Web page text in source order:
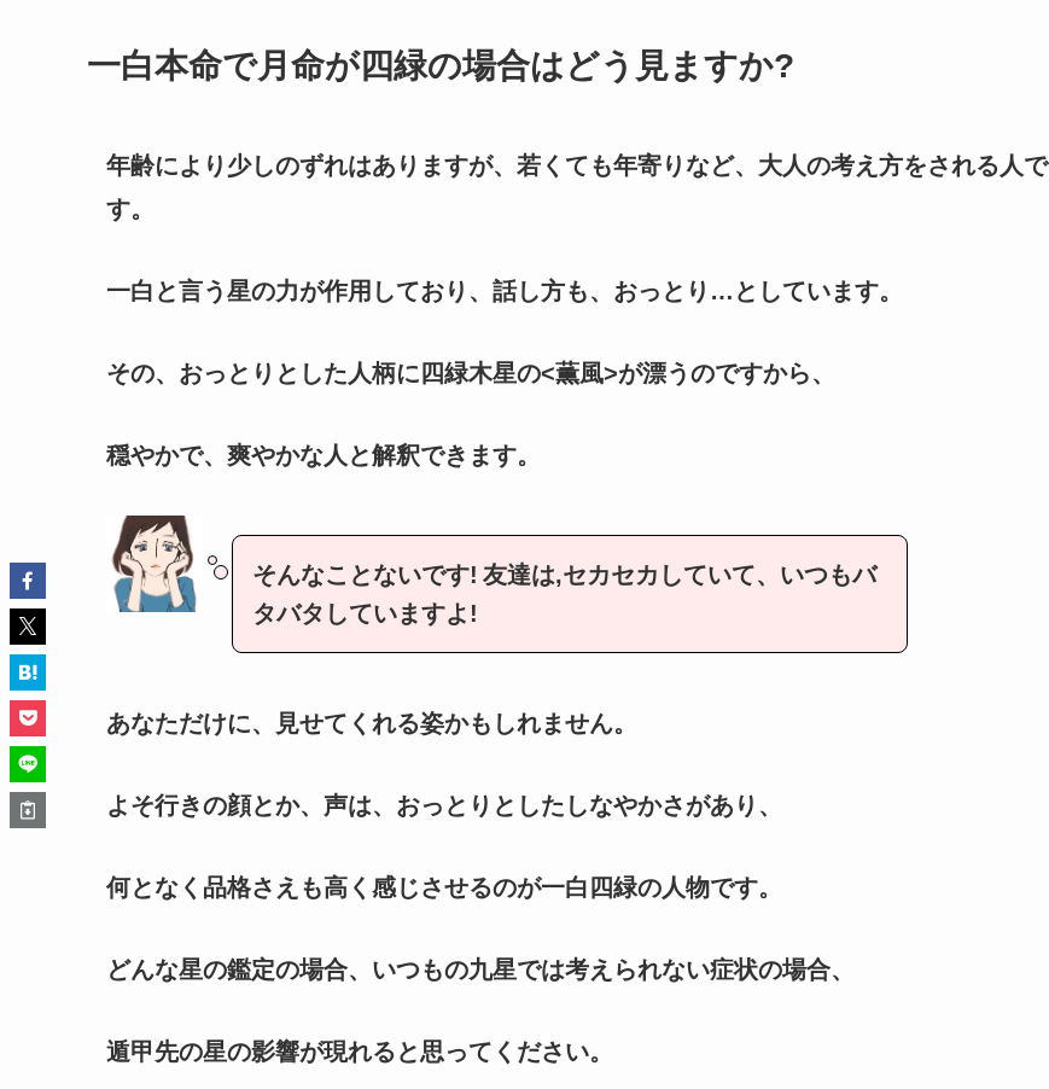
一白本命で月命が四緑の場合はどう見ますか?
年齢により少しのずれはありますが、若くても年寄りなど、大人の考え方をされる人で
す。
一白と言う星の力が作用しており、話し方も、おっとり…としています。
その、おっとりとした人柄に四緑木星の<薫風>が漂うのですから、
穏やかで、爽やかな人と解釈できます。
そんなことないです! 友達は,セカセカしていて、いつもバ
タバタしていますよ!
あなただけに、見せてくれる姿かもしれません。
よそ行きの顔とか、声は、おっとりとしたしなやかさがあり、
何となく品格さえも高く感じさせるのが一白四緑の人物です。
どんな星の鑑定の場合、いつもの九星では考えられない症状の場合、
遁甲先の星の影響が現れると思ってください。